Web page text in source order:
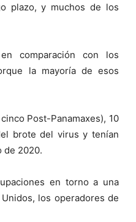
plazo, y muchos de los
comparación con los
la mayoría de esos
Post-Panamaxes), 10
brote del virus y tenían
de 2020.
en torno a una
los operadores de